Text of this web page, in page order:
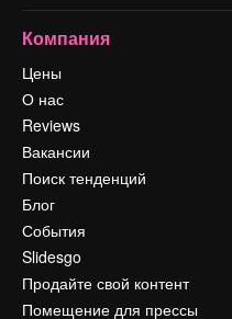
Компания
Цены
О нас
Reviews
Вакансии
Поиск тенденций
Блог
События
Slidesgo
Продайте свой контент
Помещение для прессы